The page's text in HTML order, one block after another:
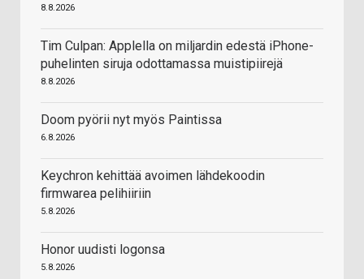
8.8.2026
Tim Culpan: Applella on miljardin edestä iPhone-
puhelinten siruja odottamassa muistipiirejä
8.8.2026
Doom pyörii nyt myös Paintissa
6.8.2026
Keychron kehittää avoimen lähdekoodin
firmwarea pelihiiriin
5.8.2026
Honor uudisti logonsa
5.8.2026